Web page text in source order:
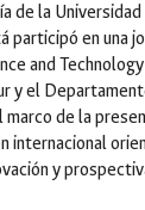
de la
participó en una
and
y el
de la
internacional
y